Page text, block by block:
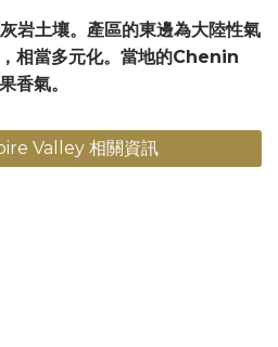
岩土壤。產區的東邊為大陸性氣
相當多元化。當地的Chenin
香氣。
Valley 相關資訊